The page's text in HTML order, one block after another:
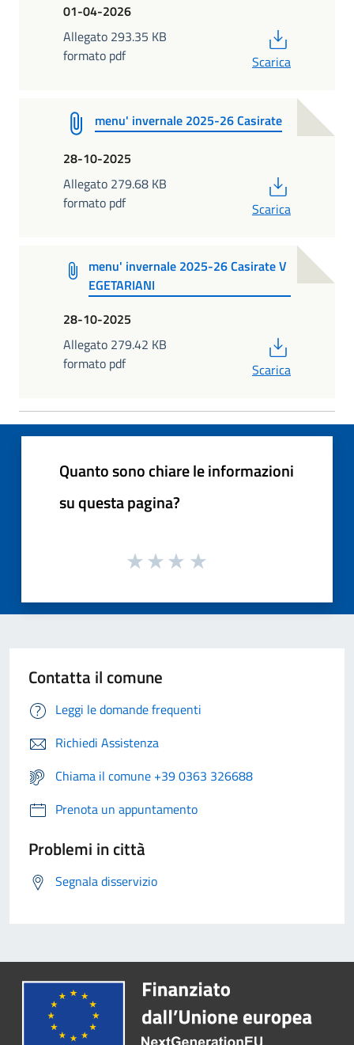
01-04-2026
Allegato 293.35 KB
formato pdf
Scarica
menu' invernale 2025-26 Casirate
28-10-2025
Allegato 279.68 KB
formato pdf
Scarica
menu' invernale 2025-26 Casirate V
EGETARIANI
28-10-2025
Allegato 279.42 KB
formato pdf
Scarica
Quanto sono chiare le informazioni
su questa pagina?
Contatta il comune
Leggi le domande frequenti
Richiedi Assistenza
Chiama il comune +39 0363 326688
Prenota un appuntamento
Problemi in città
Segnala disservizio